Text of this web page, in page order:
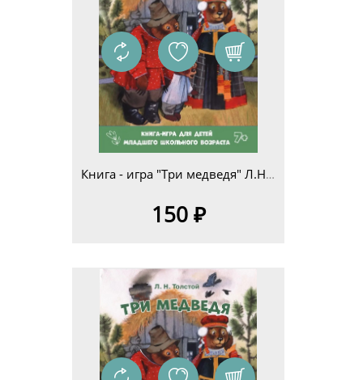
Книга - игра "Три медведя" Л.Н.Толстой для детей младшего школьного возраста 7+
150 ₽